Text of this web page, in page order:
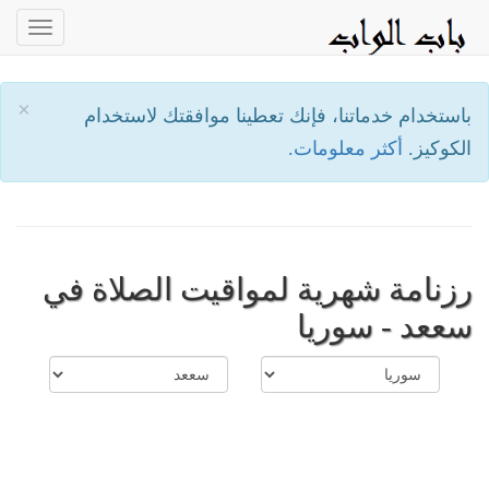
×
باستخدام خدماتنا، فإنك تعطينا موافقتك لاستخدام
الكوكيز. أكثر معلومات.
رزنامة شهرية لمواقيت الصلاة في
سععد - سوريا